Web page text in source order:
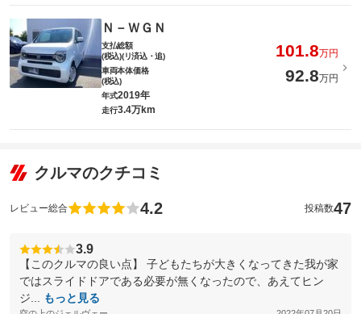
Ｎ－ＷＧＮ
支払総額
(税込)(リ済込・追)
101.8万円
車両本体価格
(税込)
92.8万円
年式2019年
走行3.4万km
クルマのクチコミ
レビュー総合 4.2 投稿数47
3.9
【このクルマの良い点】 子どもたちが大きくなってきた我が家
ではスライドドアである必要が無くなったので、あえてヒン
ジ...
もっと見る